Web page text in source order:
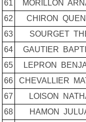
61
MORILLON
62
CHIRON
63
SOURGET
64
GAUTIER
65
LEPRON
66
CHEVALLIER
67
LOISON
68
HAMON